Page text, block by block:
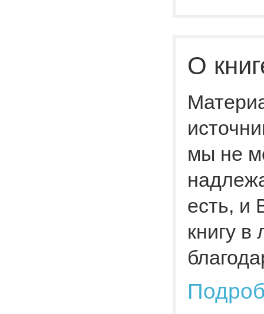
О
мы не
есть, и
книгу